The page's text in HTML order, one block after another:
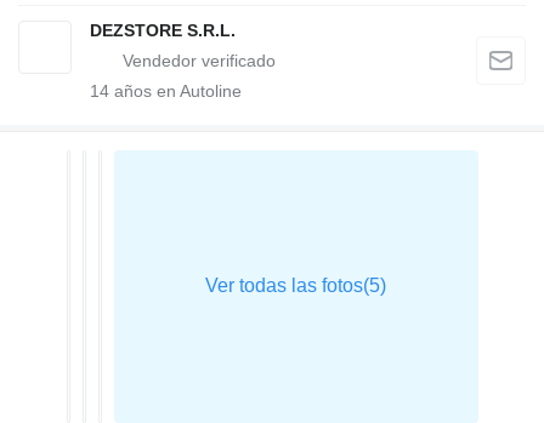
DEZSTORE S.R.L.
14 años en Autoline